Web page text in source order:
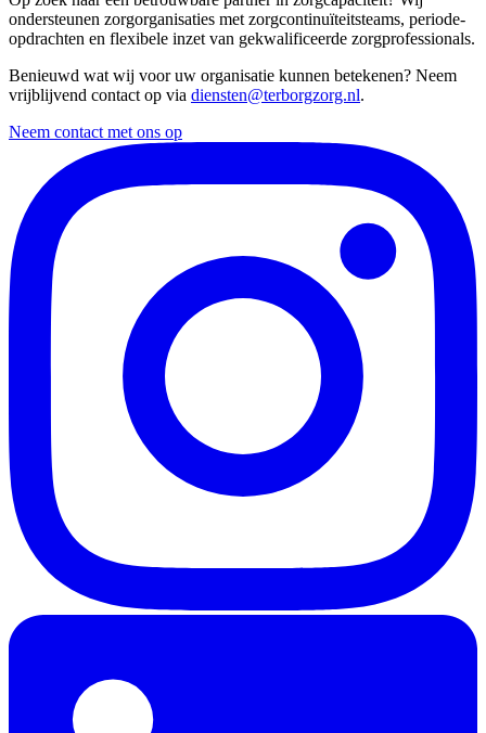
ondersteunen zorgorganisaties met zorgcontinuïteitsteams, periode-
opdrachten en flexibele inzet van gekwalificeerde zorgprofessionals.
Benieuwd wat wij voor uw organisatie kunnen betekenen? Neem
vrijblijvend contact op via diensten@terborgzorg.nl.
Neem contact met ons op